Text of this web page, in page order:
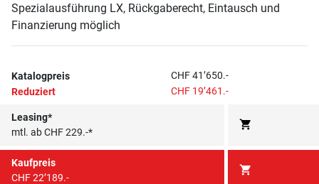
Spezialausführung LX, Rückgaberecht, Eintausch und
Finanzierung möglich
Katalogpreis
CHF 41’650.-
Reduziert
CHF 19’461.-
Leasing*
mtl. ab CHF 229.-*
shopping_cart
Kaufpreis
CHF 22’189.-
shopping_cart